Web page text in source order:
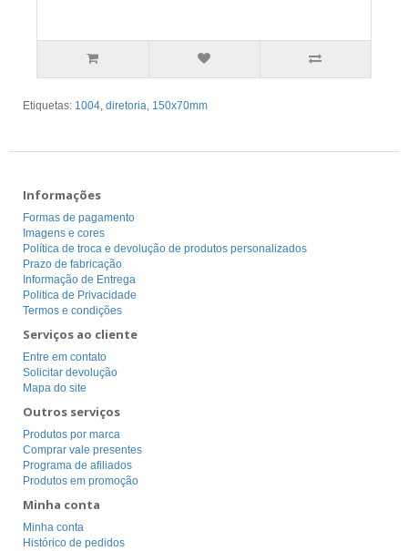
Etiquetas: 1004, diretoria, 150x70mm
Informações
Formas de pagamento
Imagens e cores
Política de troca e devolução de produtos personalizados
Prazo de fabricação
Informação de Entrega
Politica de Privacidade
Termos e condições
Serviços ao cliente
Entre em contato
Solicitar devolução
Mapa do site
Outros serviços
Produtos por marca
Comprar vale presentes
Programa de afiliados
Produtos em promoção
Minha conta
Minha conta
Histórico de pedidos